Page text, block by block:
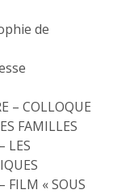
de
– COLLOQUE
FAMILLES
LES
FILM « SOUS